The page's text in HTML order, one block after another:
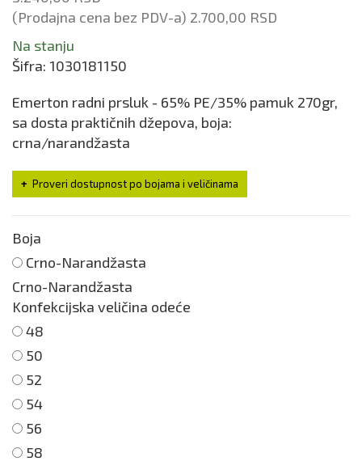
(Prodajna cena bez PDV-a) 2.700,00 RSD
Na stanju
Šifra: 1030181150
Emerton radni prsluk - 65% PE/35% pamuk 270gr,
sa dosta praktičnih džepova, boja:
crna/narandžasta
Proveri dostupnost po bojama i veličinama
Boja
Crno-Narandžasta
Crno-Narandžasta
Konfekcijska veličina odeće
48
50
52
54
56
58